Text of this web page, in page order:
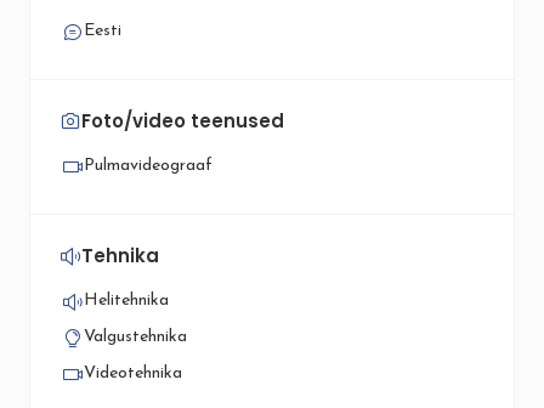
Eesti
Foto/video teenused
Pulmavideograaf
Tehnika
Helitehnika
Valgustehnika
Videotehnika